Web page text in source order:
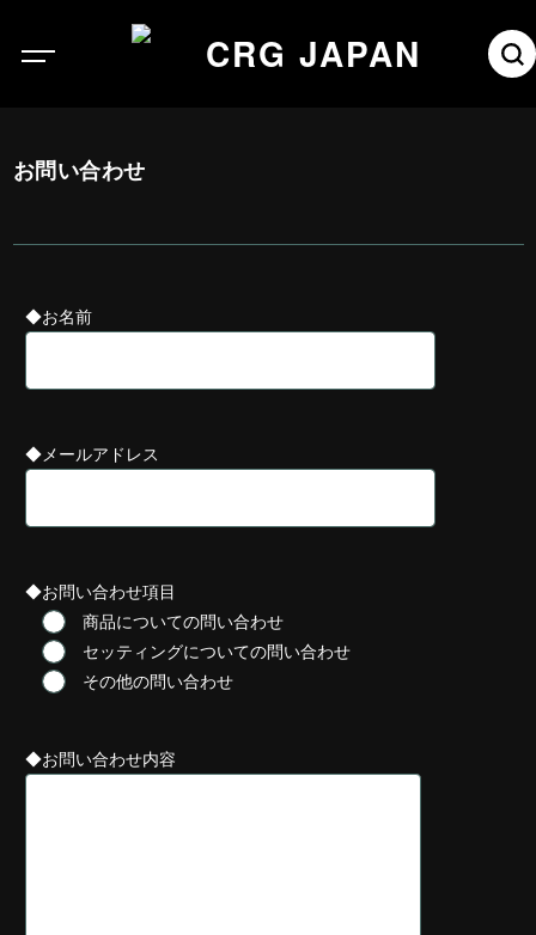
お問い合わせ
◆お名前
◆メールアドレス
◆お問い合わせ項目
商品についての問い合わせ
セッティングについての問い合わせ
その他の問い合わせ
◆お問い合わせ内容